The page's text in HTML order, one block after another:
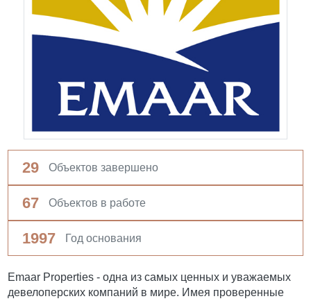
29 Объектов завершено
67 Объектов в работе
1997 Год основания
Emaar Properties - одна из самых ценных и уважаемых
девелоперских компаний в мире. Имея проверенные